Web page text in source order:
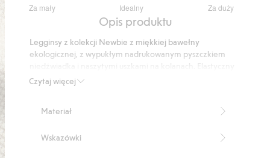
Za mały Idealny Za duży
na
8
głosów
Opis produktu
Czytaj więcej
Legginsy z kolekcji Newbie z miękkiej bawełny
ekologicznej, z wypukłym nadrukowanym pyszczkiem
pas i ozdobne guziki z przodu. Dostarczane z
Numer artykułu
Materiał
Wskazówki